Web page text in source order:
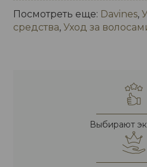
Посмотреть еще: Davines,
средства,Уход за
Выбирают